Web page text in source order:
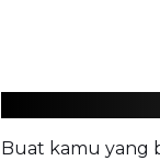
Buat kamu yang